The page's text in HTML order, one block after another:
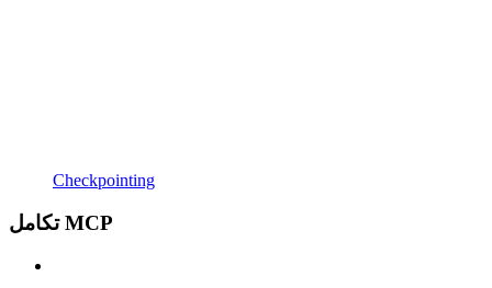
Checkpointing
تكامل MCP